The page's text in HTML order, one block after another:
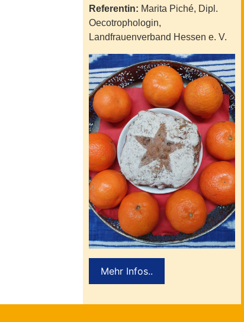
Referentin: Marita Piché, Dipl.
Oecotrophologin,
Landfrauenverband Hessen e. V.
Mehr Infos..